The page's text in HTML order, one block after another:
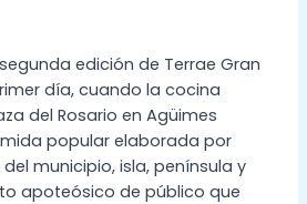
edición de Terrae Gran
día, cuando la cocina
del Rosario en Agüimes
popular elaborada por
municipio, isla, península y
apoteósico de público que